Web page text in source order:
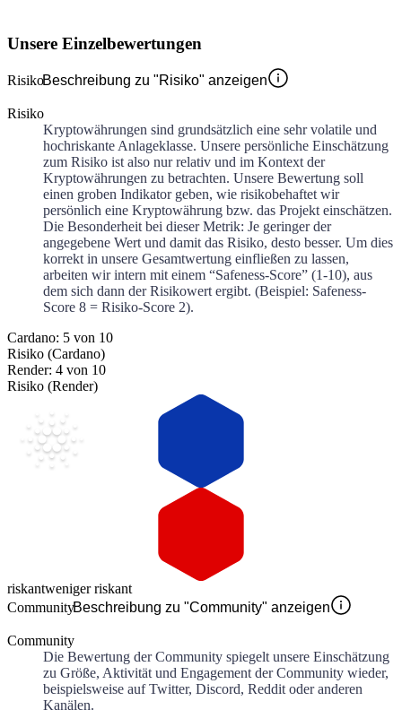
Unsere Einzelbewertungen
RisikoBeschreibung zu "Risiko" anzeigen
Risiko
Kryptowährungen sind grundsätzlich eine sehr volatile und
hochriskante Anlageklasse. Unsere persönliche Einschätzung
zum Risiko ist also nur relativ und im Kontext der
Kryptowährungen zu betrachten. Unsere Bewertung soll
einen groben Indikator geben, wie risikobehaftet wir
persönlich eine Kryptowährung bzw. das Projekt einschätzen.
Die Besonderheit bei dieser Metrik: Je geringer der
angegebene Wert und damit das Risiko, desto besser. Um dies
korrekt in unsere Gesamtwertung einfließen zu lassen,
arbeiten wir intern mit einem “Safeness-Score” (1-10), aus
dem sich dann der Risikowert ergibt. (Beispiel: Safeness-
Score 8 = Risiko-Score 2).
Cardano: 5 von 10
Risiko (Cardano)
Render: 4 von 10
Risiko (Render)
riskantweniger riskant
CommunityBeschreibung zu "Community" anzeigen
Community
Die Bewertung der Community spiegelt unsere Einschätzung
zu Größe, Aktivität und Engagement der Community wieder,
beispielsweise auf Twitter, Discord, Reddit oder anderen
Kanälen.